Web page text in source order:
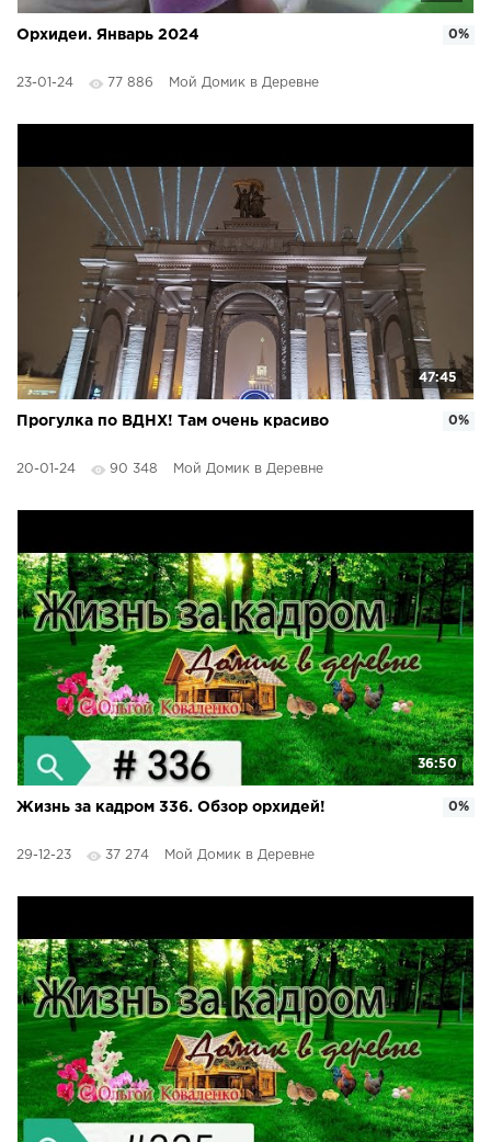
Орхидеи. Январь 2024
23-01-24 77 886 Мой Домик в Деревне
0%
47:45
Прогулка по ВДНХ! Там очень красиво
20-01-24 90 348 Мой Домик в Деревне
0%
36:50
Жизнь за кадром 336. Обзор орхидей!
29-12-23 37 274 Мой Домик в Деревне
0%